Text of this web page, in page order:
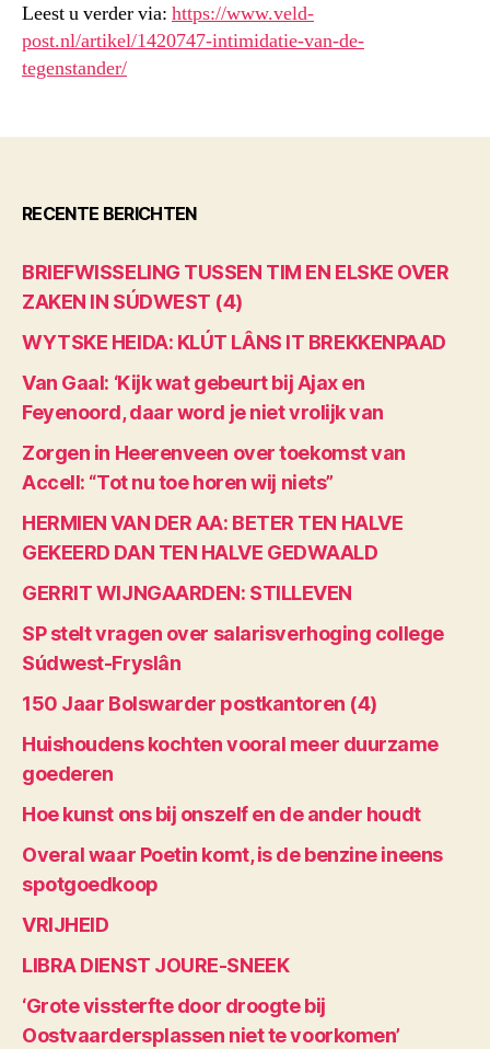
Leest u verder via: https://www.veld-
post.nl/artikel/1420747-intimidatie-van-de-
tegenstander/
RECENTE BERICHTEN
BRIEFWISSELING TUSSEN TIM EN ELSKE OVER
ZAKEN IN SÚDWEST (4)
WYTSKE HEIDA: KLÚT LÂNS IT BREKKENPAAD
Van Gaal: ‘Kijk wat gebeurt bij Ajax en
Feyenoord, daar word je niet vrolijk van
Zorgen in Heerenveen over toekomst van
Accell: “Tot nu toe horen wij niets”
HERMIEN VAN DER AA: BETER TEN HALVE
GEKEERD DAN TEN HALVE GEDWAALD
GERRIT WIJNGAARDEN: STILLEVEN
SP stelt vragen over salarisverhoging college
Súdwest-Fryslân
150 Jaar Bolswarder postkantoren (4)
Huishoudens kochten vooral meer duurzame
goederen
Hoe kunst ons bij onszelf en de ander houdt
Overal waar Poetin komt, is de benzine ineens
spotgoedkoop
VRIJHEID
LIBRA DIENST JOURE-SNEEK
‘Grote vissterfte door droogte bij
Oostvaardersplassen niet te voorkomen’